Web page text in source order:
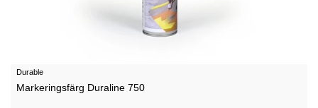
Durable
Markeringsfärg Duraline 750